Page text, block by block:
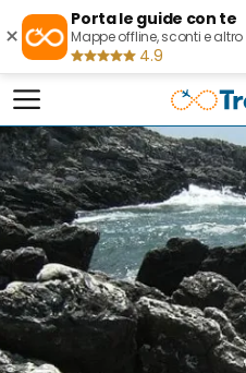
×
Porta le guide con te
Mappe offline, sconti e altro
4.9